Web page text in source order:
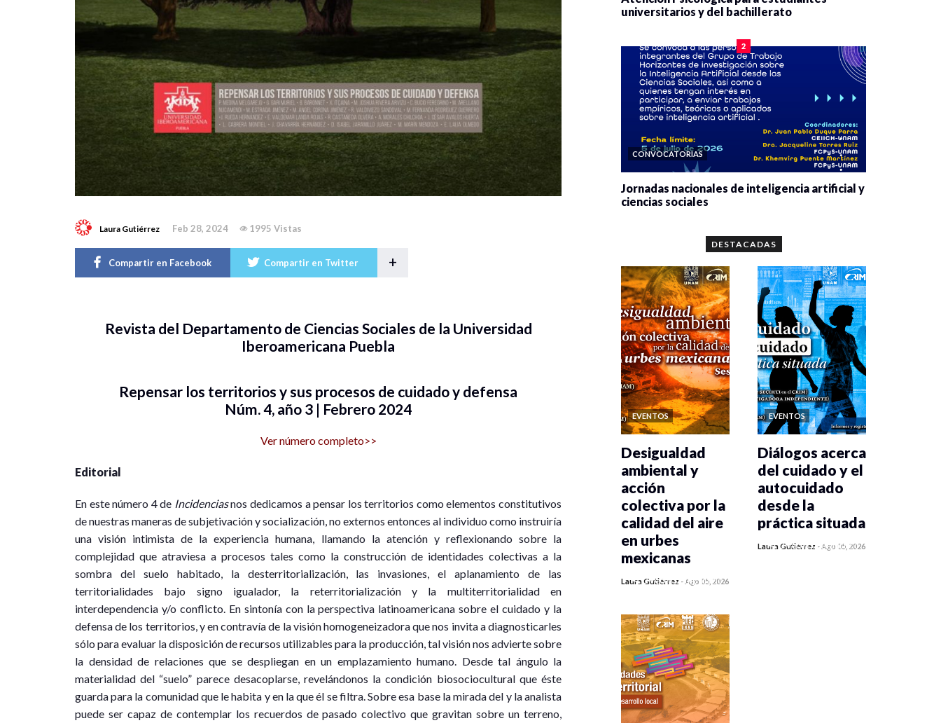
Laura Gutiérrez Feb 28, 2024 1995 Vistas
Compartir en Facebook Compartir en Twitter +
Revista del Departamento de Ciencias Sociales de la Universidad
Iberoamericana Puebla
Repensar los territorios y sus procesos de cuidado y defensa
Núm. 4, año 3 | Febrero 2024
Ver número completo>>
Editorial
En este número 4 de Incidenciasnos dedicamos a pensar los territorios como elementos constitutivos
de nuestras maneras de subjetivación y socialización, no externos entonces al individuo como instruiría
una visión intimista de la experiencia humana, llamando la atención y reflexionando sobre la
complejidad que atraviesa a procesos tales como la construcción de identidades colectivas a la
sombra del suelo habitado, la desterritorialización, las invasiones, el aplanamiento de las
territorialidades bajo signo igualador, la reterritorialización y la multiterritorialidad en
interdependencia y/o conflicto. En sintonía con la perspectiva latinoamericana sobre el cuidado y la
defensa de los territorios, y en contravía de la visión homogeneizadora que nos invita a diagnosticarles
sólo para evaluar la disposición de recursos utilizables para la producción, tal visión nos advierte sobre
la densidad de relaciones que se despliegan en un emplazamiento humano. Desde tal ángulo la
materialidad del “suelo” parece desacoplarse, revelándonos la condición biosociocultural que éste
guarda para la comunidad que le habita y en la que él se filtra. Sobre esa base la mirada del y la analista
puede ser capaz de contemplar los recuerdos de pasado colectivo que gravitan sobre un terreno,
universitarios y del bachillerato
2
CONVOCATORIAS
Jornadas nacionales de inteligencia artificial y
ciencias sociales
DESTACADAS
EVENTOS
0 veces compartido
Desigualdad
ambiental y
acción
colectiva por la
calidad del aire
en urbes
mexicanas
Laura Gutiérrez -Ago 05, 2026
EVENTOS
0 veces compartido
Diálogos acerca
del cuidado y el
autocuidado
desde la
práctica situada
Laura Gutiérrez -Ago 05, 2026